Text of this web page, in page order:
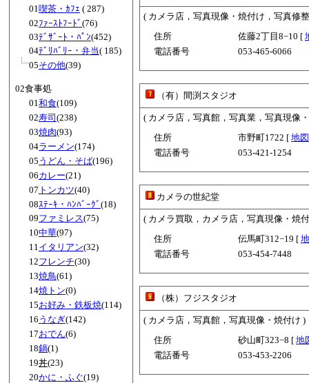
01 喫茶・ｶﾌｪ ( 287)
02ﾌｧｰｽﾄﾌｰﾄﾞ (76)
03ﾃﾞｻﾞｰﾄ・ﾊﾟﾝ(452)
04ﾃﾞﾘﾊﾞﾘｰ・弁当( 185)
05その他(39)
02食事処
01 和食(109)
02寿司(238)
03焼肉(93)
04ラーメン(174)
05 うどん・そば(196)
06カレー(21)
07 トンカツ(40)
08ｽﾃｰｷ・ﾊﾝﾊﾞｰｸﾞ (18)
09ファミレス(75)
10中華(97)
11 イタリアン(32)
12フレンチ(30)
13焼鳥(61)
14焼トン(0)
15お好み・鉄板焼(114)
16 うなぎ(142)
17おでん(6)
18鍋(1)
19丼(23)
20かに・ふぐ(19)
( カメラ店，写真現像・焼付け，写真修
住所
佐藤2丁目8−10 [
電話番号
053-465-6066
（有）間渕スタジオ
( カメラ店，写真館，写真業，写真現像
住所
市野町1722 [ 地図
電話番号
053-421-1254
カメラの世紀堂
( カメラ買取，カメラ店，写真現像・焼
住所
伝馬町312−19 [
電話番号
053-454-7448
（株）フジスタジオ
( カメラ店，写真館，写真現像・焼付け )
住所
砂山町323−8 [ 地
電話番号
053-453-2206